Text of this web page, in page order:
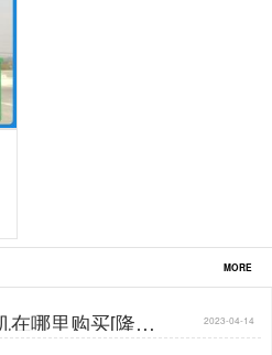
MORE
在哪里购买[隆茂 2023-04-14